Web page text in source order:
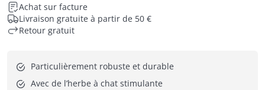
Achat sur facture
Livraison gratuite à partir de 50 €
Retour gratuit
Particulièrement robuste et durable
Avec de l’herbe à chat stimulante